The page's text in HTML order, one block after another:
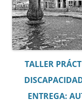
TALLER
ENTREGA: